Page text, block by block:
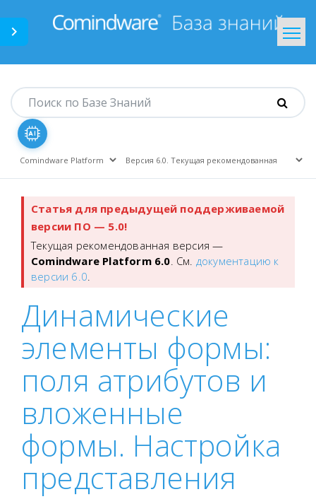
На главную
Статья для предыдущей поддерживаемой
версии ПО — 5.0!
Текущая рекомендованная версия —
Comindware Platform 6.0. См. документацию к
версии 6.0.
Динамические
элементы формы:
поля атрибутов и
вложенные
формы. Настройка
представления